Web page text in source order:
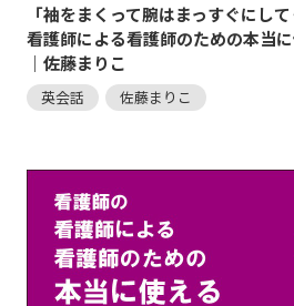
「袖をまくって腕はまっすぐにし
看護師による看護師のための本当
｜佐藤まりこ
英会話 佐藤まりこ